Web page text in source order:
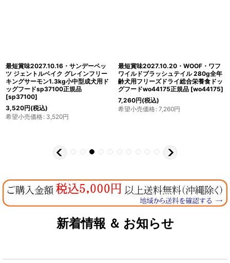
最短賞味2027.10.16・サンデーペッ
ツ ジェントルベイク グレインフリー
キングサーモン1.3kg小中型成犬用ド
ッグフードsp37100正規品
[sp37100]
3,520円(税込)
希望小売価格: 3,520円
最短賞味2027.10.20・WOOF・ワフ
ワイルドブラッシュテイル 280g全年
齢犬用フリーズドライ総合栄養食ドッ
グフードwo44175正規品 [wo44175]
7,260円(税込)
希望小売価格: 7,260円
新着情報 ＆ お知らせ